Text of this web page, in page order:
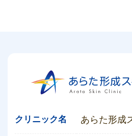
クリニック名 あらた形成